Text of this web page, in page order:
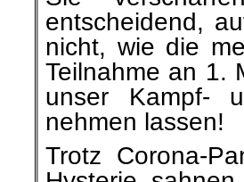
entscheidend,
nicht, wie die
Teilnahme an 1.
unser Kampf-
nehmen lassen!
Trotz Corona-